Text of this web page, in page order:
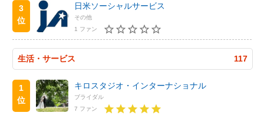
3
位
日米ソーシャルサービス
その他
1 ファン
生活・サービス 117
1
位
キロスタジオ・インターナショナル
ブライダル
7 ファン